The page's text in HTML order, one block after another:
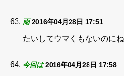
雨 2016年04月28日 17:51
たいしてウマくもないのにね
今回は 2016年04月28日 17:58